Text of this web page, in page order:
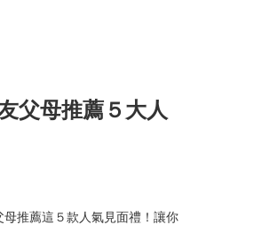
父母推薦５大人
推薦這５款人氣見面禮！讓你